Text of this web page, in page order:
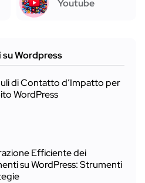
Youtube
su Wordpress
di Contatto d’Impatto per
WordPress
Efficiente dei
su WordPress: Strumenti